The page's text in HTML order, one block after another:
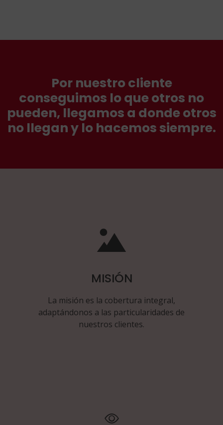
Por nuestro cliente
conseguimos lo que otros no
pueden, llegamos a donde otros
no llegan y lo hacemos siempre.
MISIÓN
La misión es la cobertura integral,
adaptándonos a las particularidades de
nuestros clientes.